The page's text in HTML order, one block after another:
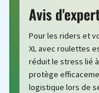
Avis
Pour les riders et
XL avec roulettes
réduit le stress lié
protège
logistique lors de